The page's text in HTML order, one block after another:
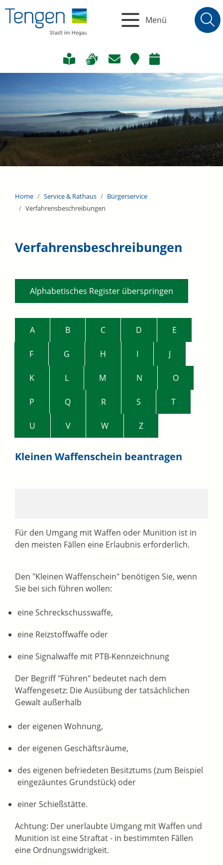
Menü
Home Service & Rathaus
Bürgerservice
Verfahrensbeschreibungen
Verfahrensbeschreibungen
Alphabetisches Register überspringen
A B C D E
F G H I J
K L M N O
P Q R S T
U V W Z
Kleinen Waffenschein beantragen
Für den Umgang mit Waffen oder Munition ist in
den meisten Fällen eine Erlaubnis erforderlich.
Den "Kleinen Waffenschein" benötigen Sie, wenn
Sie bei sich führen wollen:
eine Schreckschusswaffe,
eine Reizstoffwaffe oder
eine Signalwaffe mit PTB-Kennzeichnung
Der Begriff "Führen" bedeutet nach dem
Waffengesetz: Die Ausübung der tatsächlichen
Gewalt außerhalb
der eigenen Wohnung,
der eigenen Geschäftsräume,
des eigenen befriedeten Besitztums (zum Beispiel
eingezäuntes Grundstück) oder
einer Schießstätte.
Achtung: Der unerlaubte Umgang mit Waffen und
Munition ist eine Straftat - in bestimmten Fällen
eine Ordnungswidrigkeit.